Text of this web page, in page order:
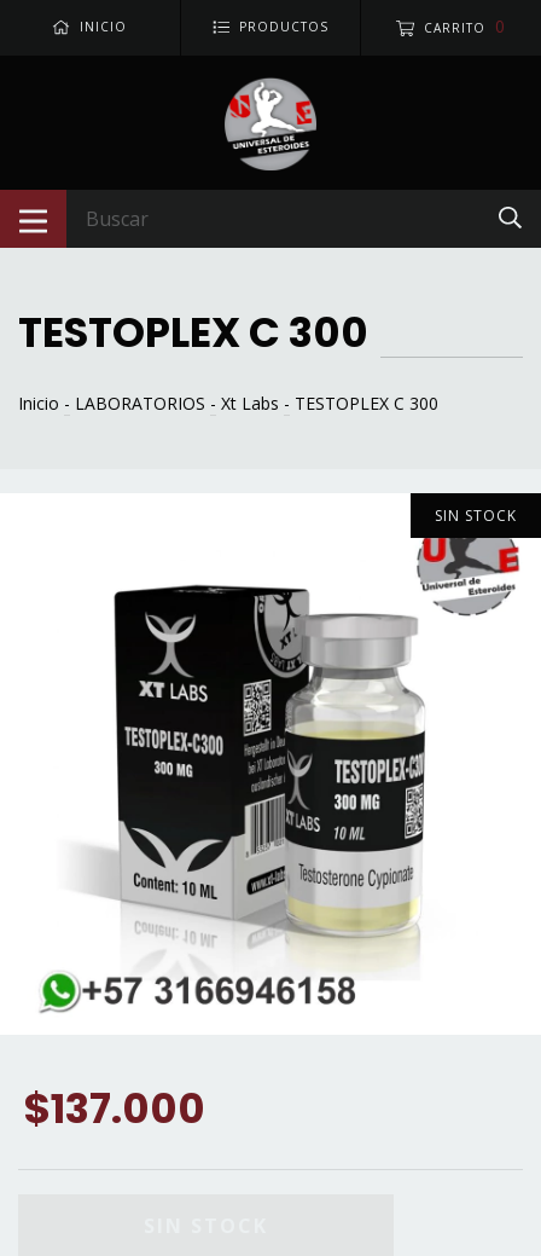
INICIO PRODUCTOS CARRITO 0
TESTOPLEX C 300
Inicio - LABORATORIOS - Xt Labs - TESTOPLEX C 300
SIN STOCK
$137.000